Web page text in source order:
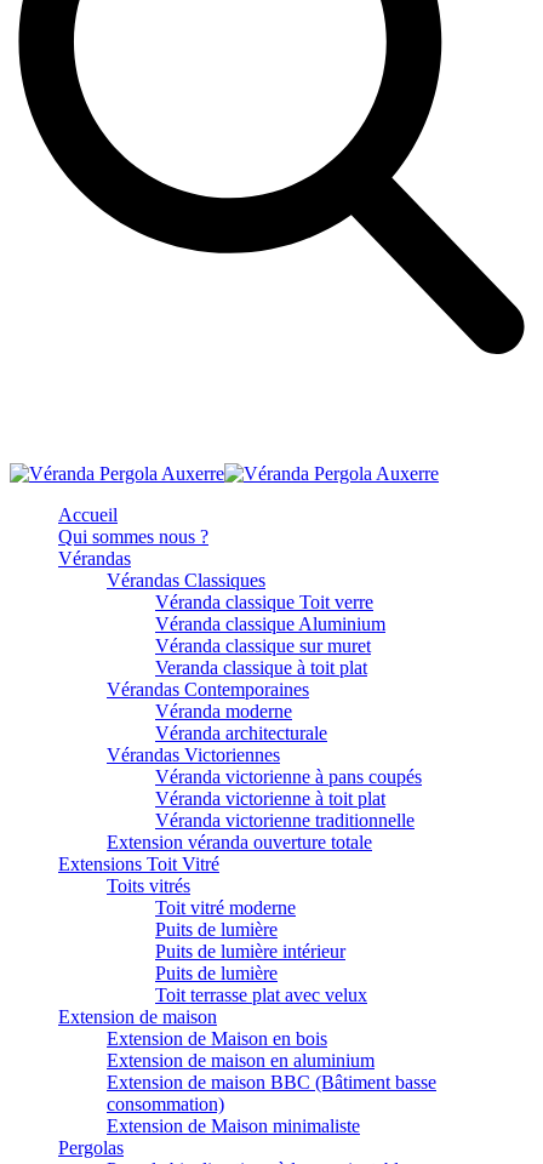
Accueil
Qui sommes nous ?
Vérandas
Vérandas Classiques
Véranda classique Toit verre
Véranda classique Aluminium
Véranda classique sur muret
Veranda classique à toit plat
Vérandas Contemporaines
Véranda moderne
Véranda architecturale
Vérandas Victoriennes
Véranda victorienne à pans coupés
Véranda victorienne à toit plat
Véranda victorienne traditionnelle
Extension véranda ouverture totale
Extensions Toit Vitré
Toits vitrés
Toit vitré moderne
Puits de lumière
Puits de lumière intérieur
Puits de lumière
Toit terrasse plat avec velux
Extension de maison
Extension de Maison en bois
Extension de maison en aluminium
Extension de maison BBC (Bâtiment basse
consommation)
Extension de Maison minimaliste
Pergolas